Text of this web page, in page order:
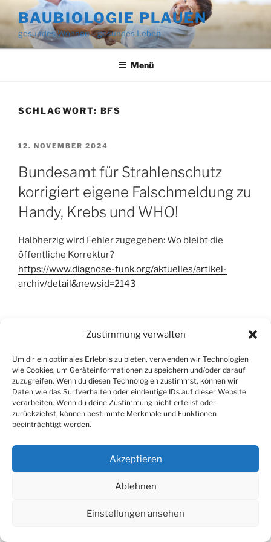
Zustimmung verwalten
Um dir ein optimales Erlebnis zu bieten, verwenden wir Technologien
wie Cookies, um Geräteinformationen zu speichern und/oder darauf
zuzugreifen. Wenn du diesen Technologien zustimmst, können wir
Daten wie das Surfverhalten oder eindeutige IDs auf dieser Website
verarbeiten. Wenn du deine Zustimmung nicht erteilst oder
zurückziehst, können bestimmte Merkmale und Funktionen
beeinträchtigt werden.
Akzeptieren
Ablehnen
Einstellungen ansehen
Inhalt
springen
BAUBIOLOGIE PLAUEN
gesundes Wohnen – gesundes Leben
Menü
SCHLAGWORT: BFS
VERÖFFENTLICHT
12. NOVEMBER 2024
Bundesamt für Strahlenschutz
korrigiert eigene Falschmeldung zu
Handy, Krebs und WHO!
Halbherzig wird Fehler zugegeben: Wo bleibt die
öffentliche Korrektur?
https://www.diagnose-funk.org/aktuelles/artikel-
archiv/detail&newsid=2143